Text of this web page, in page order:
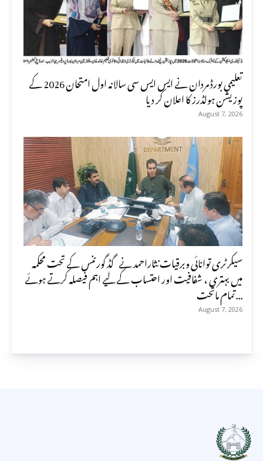
تعلیمی بورڈ مردان نے ایس ایس سی سالانہ اول امتحان 2026 کے
پوزیشن ہولڈرز کا اعلان کر دیا
August 7, 2026
سیکرٹری توانائی وبرقیات نثاراحمد نے گڈ گورننس کے تحت محکمہ
میں بہتری ، شفافیت اور احتساب کے لیے اہم فیصلہ کرتے ہوئے
تمام ماتحت...
August 7, 2026